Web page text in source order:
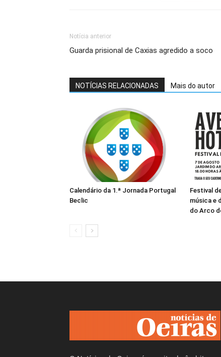
Notícia anterior
Guarda prisional de Caxias agredido a soco
NOTÍCIAS RELACIONADAS Mais do autor
Calendário da 1.ª Jornada Portugal
Beclic
Festival
música e
do Arco